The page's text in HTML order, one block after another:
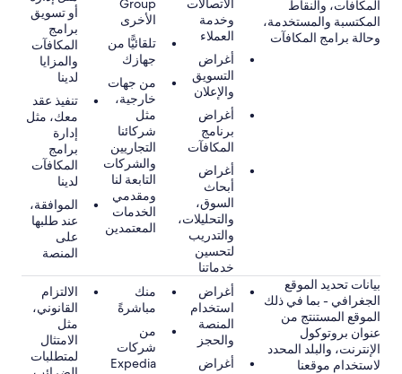
المكافآت، والنقاط
المكتسبة والمستخدمة،
وحالة برامج المكافآت
الاتصالات
وخدمة
العملاء
أغراض
التسويق
والإعلان
أغراض
برنامج
المكافآت
أغراض
أبحاث
السوق،
والتحليلات،
والتدريب
لتحسين
خدماتنا
Group
الأخرى
تلقائيًّا من
جهازك
من جهات
خارجية،
مثل
شركائنا
التجاريين
والشركات
التابعة لنا
ومقدمي
الخدمات
المعتمدين
أو تسويق
برامج
المكافآت
والمزايا
لدينا
تنفيذ عقد
معك، مثل
إدارة
برامج
المكافآت
لدينا
الموافقة،
عند طلبها
على
المنصة
بيانات تحديد الموقع
الجغرافي - بما في ذلك
الموقع المستنتج من
عنوان بروتوكول
الإنترنت، والبلد المحدد
لاستخدام موقعنا
أغراض
استخدام
المنصة
والحجز
أغراض
منك
مباشرةً
من
شركات
Expedia
الالتزام
القانوني،
مثل
الامتثال
لمتطلبات